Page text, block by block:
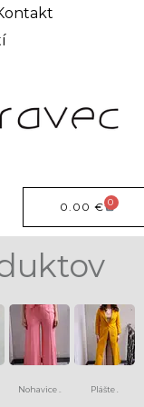
0.00 € 0
Nohavice Plášte